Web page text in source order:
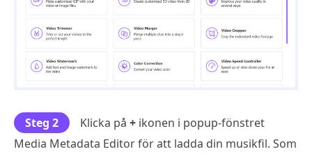
Steg 2 Klicka på + ikonen i popup-fönstret
Media Metadata Editor för att ladda din musikfil. Som